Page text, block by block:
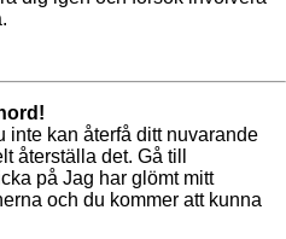
inte kan återfå ditt nuvarande
återställa det. Gå till
på Jag har glömt mitt
och du kommer att kunna